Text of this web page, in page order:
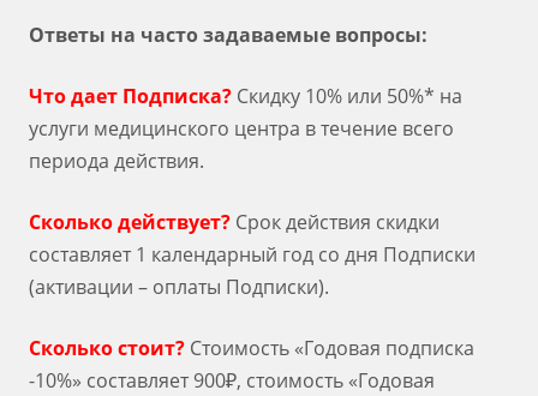
Ответы на часто задаваемые вопросы:
Что дает Подписка? Скидку 10% или 50%* на
услуги медицинского центра в течение всего
периода действия.
Сколько действует? Срок действия скидки
составляет 1 календарный год со дня Подписки
(активации – оплаты Подписки).
Сколько стоит? Стоимость «Годовая подписка
-10%» составляет 900₽, стоимость «Годовая